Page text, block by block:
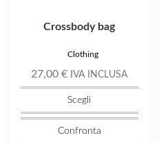
Crossbody bag
Clothing
27,00€ IVA INCLUSA
Scegli
Confronta